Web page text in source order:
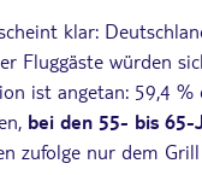
klar:
Fluggäste würden
ist angetan: 59,4
bei den 55- bis 65-
zufolge nur dem